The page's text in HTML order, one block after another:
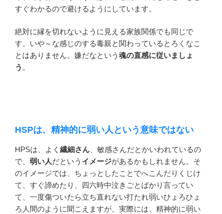
すぐわかるので避けるようにしています。
絶対に縁を切れないように見える家族関係でも同じで
す。いや～な感じのする毒親と関わっているとろくなこ
とはありません。嫌だなという 魂の直感に従いましょ
う 。
HSPは、精神的に弱い人という意味ではない
HPSは、よく 繊細さん 、敏感さんだとかいわれているの
で、 弱い人だという イメージがあるかもしれません。そ
のイメージでは、ちょっとしたことでへこんだりくじけ
て、すぐ諦めたり、四六時中泣きごとばかり言ってい
て、一度傷ついたら立ち直れない打たれ弱いひょろひょ
ろ人間のように聞こえますが、実際には、精神的に弱い